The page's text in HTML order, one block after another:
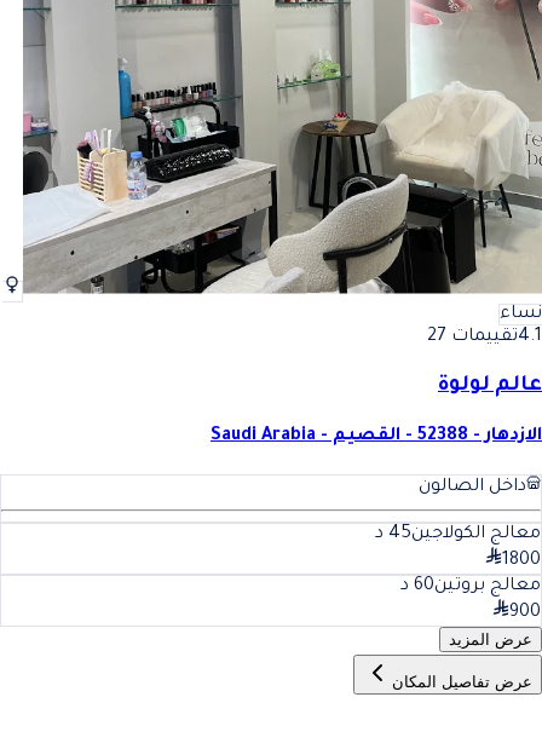
نساء
4.1تقييمات 27
عالم لولوة
الازدهار - 52388 - القصيم - Saudi Arabia
داخل الصالون
معالج الكولاجين45 د
1800
معالج بروتين60 د
900
عرض المزيد
عرض تفاصيل المكان